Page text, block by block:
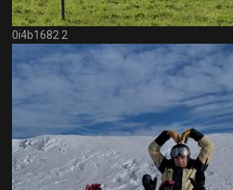
0i4b1682 2